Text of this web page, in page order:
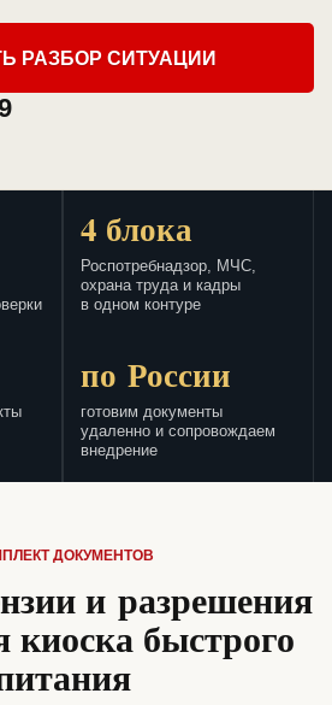
РАЗБОР СИТУАЦИИ
4 блока
Роспотребнадзор, МЧС,
охрана труда и кадры
в одном контуре
по России
готовим документы
удаленно и сопровождаем
внедрение
ДОКУМЕНТОВ
и разрешения
быстрого